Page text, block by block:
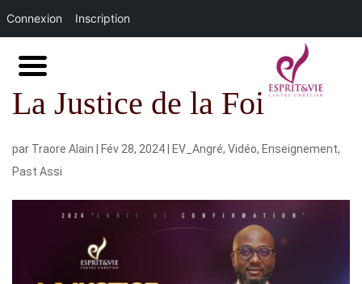
La Justice de la Foi
par Traore Alain Fév 28, 2024 EV_Angré, Vidéo, Enseignement,
Past Assi
Connexion Inscription